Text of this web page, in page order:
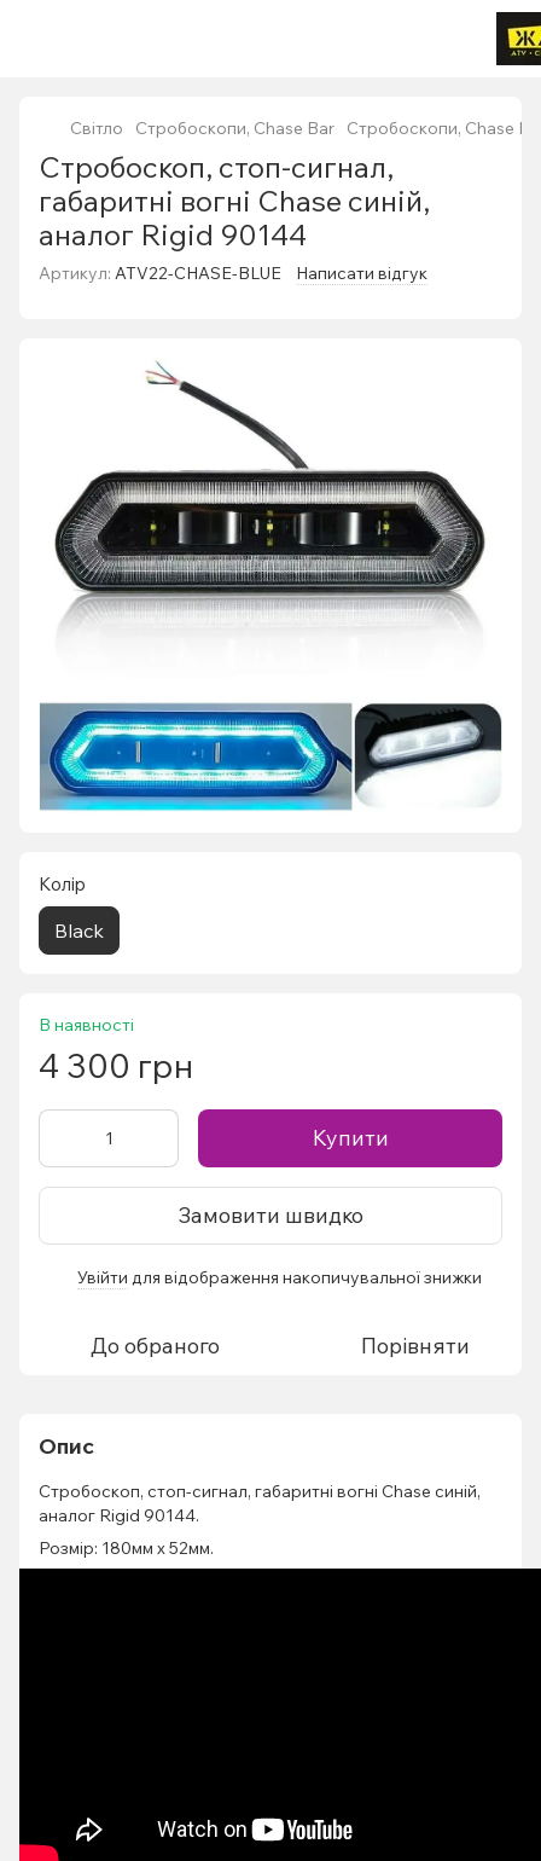
Світло Стробоскопи, Chase Bar Стробоскопи, Chase
Стробоскоп, стоп-сигнал,
габаритні вогні Chase синій,
аналог Rigid ‎90144
Артикул: ATV22-CHASE-BLUE Написати відгук
Колір
Black
В наявності
4 300 грн
Купити
Замовити швидко
Увійти для відображення накопичувальної знижки
До обраного Порівняти
Опис
Стробоскоп, стоп-сигнал, габаритні вогні Chase синій,
аналог Rigid ‎90144.
Розмір: 180мм х 52мм.